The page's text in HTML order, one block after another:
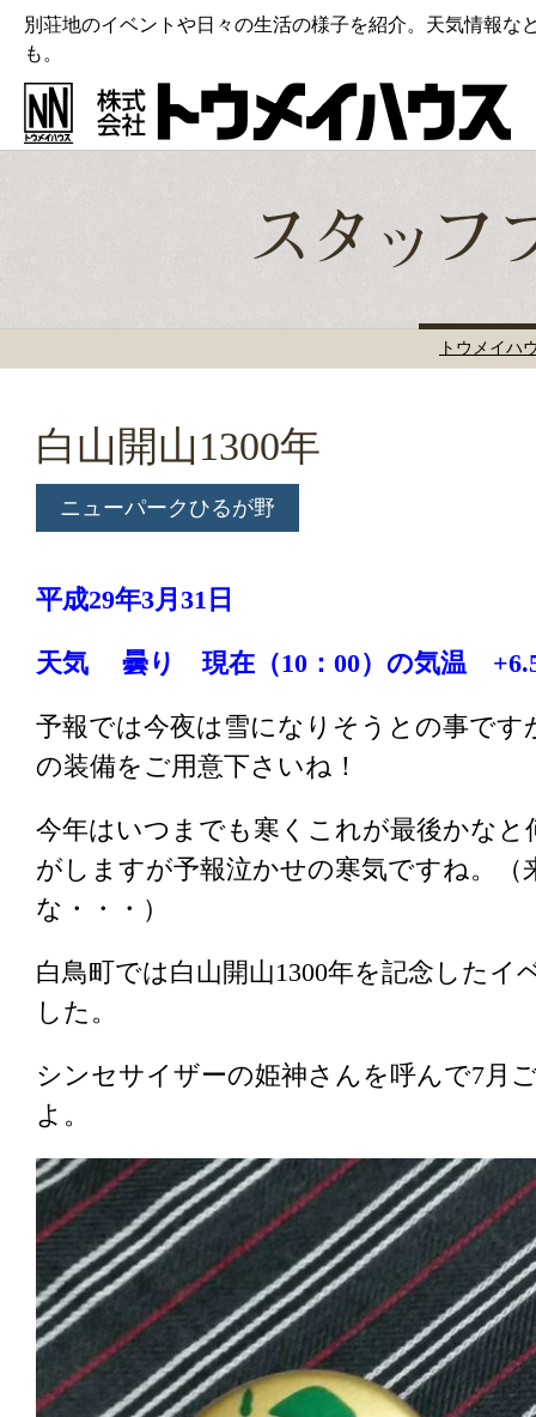
別荘地のイベントや日々の生活の様子を紹介。天気情報な
も。
トウメイハ
白山開山1300年
ニューパークひるが野
平成29年3月31 日
天気 曇り 現在（10：00）の気温
予報では今夜は雪になりそうとの事で
の装備をご用意下さいね！
今年はいつまでも寒くこれが最後かな
がしますが予報泣かせの寒気ですね。（
な・・・）
白鳥町では白山開山1300年を記念した
した。
シンセサイザーの姫神さんを呼んで7月
よ。